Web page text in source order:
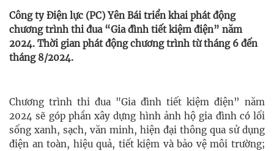
Công ty Điện lực (PC) Yên Bái triển khai phát động
chương trình thi đua “Gia đình tiết kiệm điện” năm
2024. Thời gian phát động chương trình từ tháng 6 đến
tháng 8/2024.
Chương trình thi đua "Gia đình tiết kiệm điện” năm
2024 sẽ góp phần xây dựng hình ảnh hộ gia đình có lối
sống xanh, sạch, văn minh, hiện đại thông qua sử dụng
điện an toàn, hiệu quả, tiết kiệm và bảo vệ môi trường;